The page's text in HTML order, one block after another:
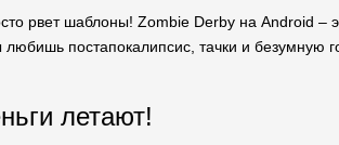
рвет шаблоны! Zombie Derby на Android
постапокалипсис, тачки и безумную
летают!